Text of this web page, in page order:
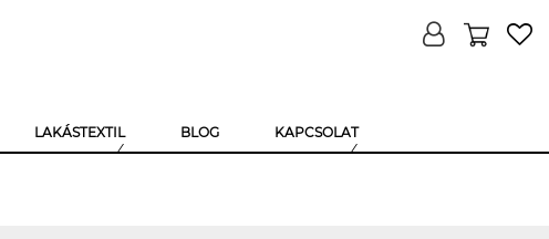
LAKÁSTEXTIL BLOG KAPCSOLAT